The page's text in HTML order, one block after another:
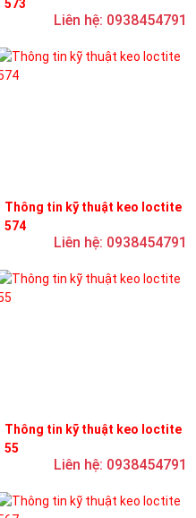
573
Liên hệ: 0938454791
Thông tin kỹ thuật keo loctite
574
Liên hệ: 0938454791
Thông tin kỹ thuật keo loctite
55
Liên hệ: 0938454791